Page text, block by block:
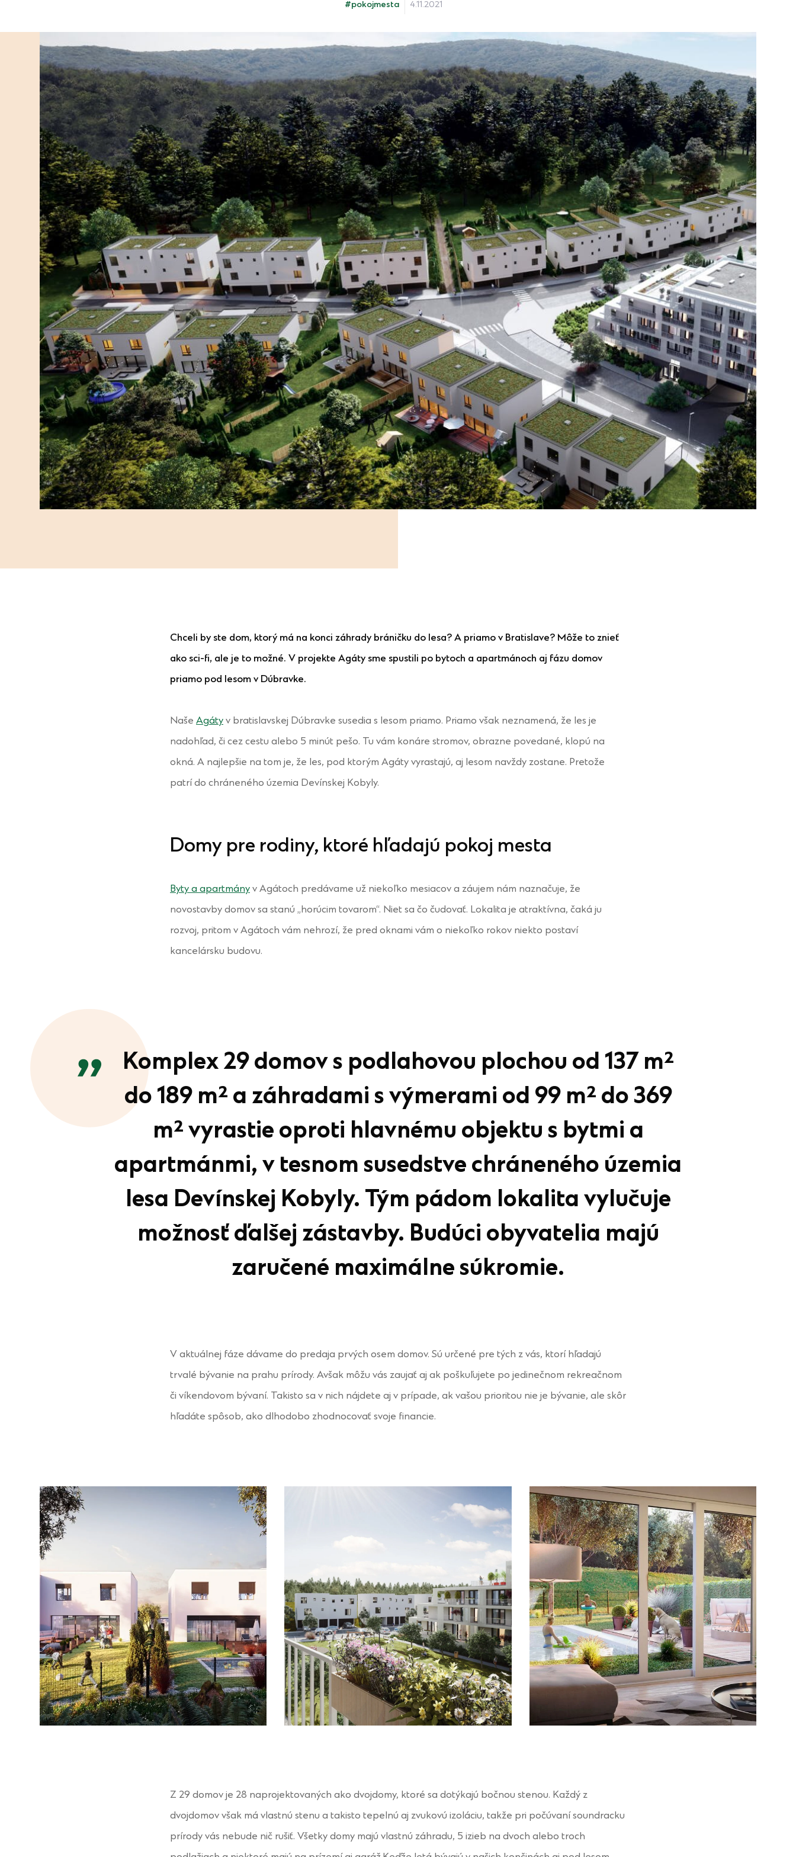
#pokojmesta 4.11.2021
Chceli by ste dom, ktorý má na konci záhrady bráničku do lesa? A priamo v Bratislave? Môže to znieť
ako sci-fi, ale je to možné. V projekte Agáty sme spustili po bytoch a apartmánoch aj fázu domov
priamo pod lesom v Dúbravke.
Naše Agáty v bratislavskej Dúbravke susedia s lesom priamo. Priamo však neznamená, že les je
nadohľad, či cez cestu alebo 5 minút pešo. Tu vám konáre stromov, obrazne povedané, klopú na
okná. A najlepšie na tom je, že les, pod ktorým Agáty vyrastajú, aj lesom navždy zostane. Pretože
patrí do chráneného územia Devínskej Kobyly.
Domy pre rodiny, ktoré hľadajú pokoj mesta
Byty a apartmány v Agátoch predávame už niekoľko mesiacov a záujem nám naznačuje, že
novostavby domov sa stanú „horúcim tovarom“. Niet sa čo čudovať. Lokalita je atraktívna, čaká ju
rozvoj, pritom v Agátoch vám nehrozí, že pred oknami vám o niekoľko rokov niekto postaví
kancelársku budovu.
Komplex 29 domov s podlahovou plochou od 137 m²
do 189 m² a záhradami s výmerami od 99 m² do 369
m² vyrastie oproti hlavnému objektu s bytmi a
apartmánmi, v tesnom susedstve chráneného územia
lesa Devínskej Kobyly. Tým pádom lokalita vylučuje
možnosť ďalšej zástavby. Budúci obyvatelia majú
zaručené maximálne súkromie.
V aktuálnej fáze dávame do predaja prvých osem domov. Sú určené pre tých z vás, ktorí hľadajú
trvalé bývanie na prahu prírody. Avšak môžu vás zaujať aj ak poškuľujete po jedinečnom rekreačnom
či víkendovom bývaní. Takisto sa v nich nájdete aj v prípade, ak vašou prioritou nie je bývanie, ale skôr
hľadáte spôsob, ako dlhodobo zhodnocovať svoje financie.
Z 29 domov je 28 naprojektovaných ako dvojdomy, ktoré sa dotýkajú bočnou stenou. Každý z
dvojdomov však má vlastnú stenu a takisto tepelnú aj zvukovú izoláciu, takže pri počúvaní soundracku
prírody vás nebude nič rušiť. Všetky domy majú vlastnú záhradu, 5 izieb na dvoch alebo troch